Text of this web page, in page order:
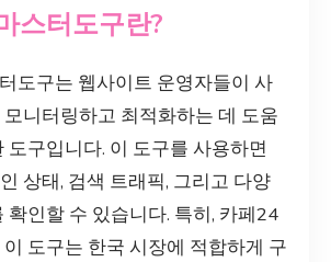
스터도구란?
도구는 웹사이트 운영자들이 사
니터링하고 최적화하는 데 도움
도구입니다. 이 도구를 사용하면
상태, 검색 트래픽, 그리고 다양
확인할 수 있습니다. 특히, 카페24
도구는 한국 시장에 적합하게 구